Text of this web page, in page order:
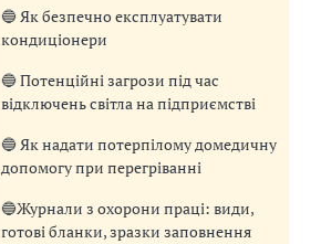
🔵 Як безпечно експлуатувати
кондиціонери
🔵 Потенційні загрози під час
відключень світла на підприємстві
🔵 Як надати потерпілому домедичну
допомогу при перегріванні
🔵Журнали з охорони праці: види,
готові бланки, зразки заповнення